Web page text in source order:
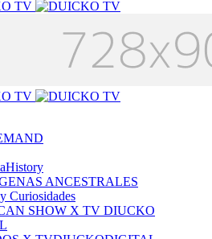
ANCESTRALES
Curiosidades
SHOW X TV DIUCKO